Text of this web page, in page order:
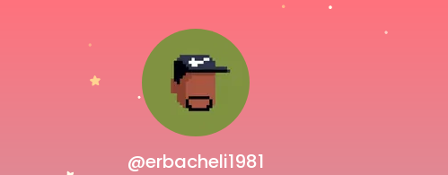
@erbacheli1981